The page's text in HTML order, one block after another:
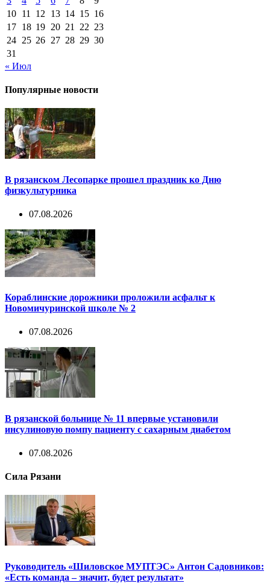
10 11 12 13 14 15 16
17 18 19 20 21 22 23
24 25 26 27 28 29 30
31
« Июл
Популярные новости
В рязанском Лесопарке прошел праздник ко Дню
физкультурника
07.08.2026
Кораблинские дорожники проложили асфальт к
Новомичуринской школе № 2
07.08.2026
В рязанской больнице № 11 впервые установили
инсулиновую помпу пациенту с сахарным диабетом
07.08.2026
Сила Рязани
Руководитель «Шиловское МУПТЭС» Антон Садовников:
«Есть команда – значит, будет результат»